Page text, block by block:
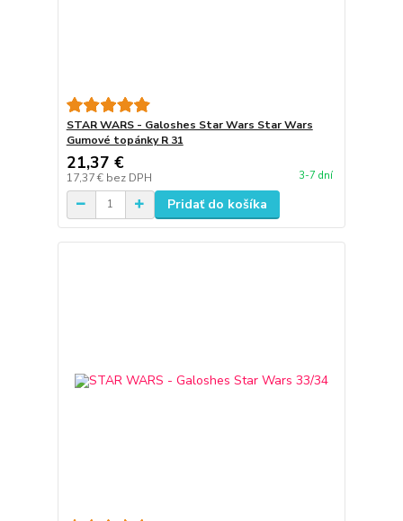
STAR WARS - Galoshes Star Wars Star Wars
Gumové topánky R 31
21,37 €
17,37 € bez DPH 3-7 dní
Pridať do košíka